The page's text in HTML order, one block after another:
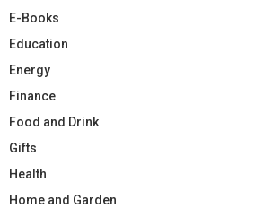
E-Books
Education
Energy
Finance
Food and Drink
Gifts
Health
Home and Garden